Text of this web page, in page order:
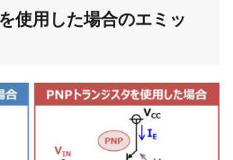
使用した場合のエミッ